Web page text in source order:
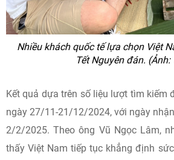
Nhiều khách quốc tế lựa chọn Việt
Tết Nguyên đán. (Ảnh:
Kết quả dựa trên số liệu lượt tìm kiếm
ngày 27/11-21/12/2024, với ngày
2/2/2025. Theo ông Vũ Ngọc Lâm,
thấy Việt Nam tiếp tục khẳng định